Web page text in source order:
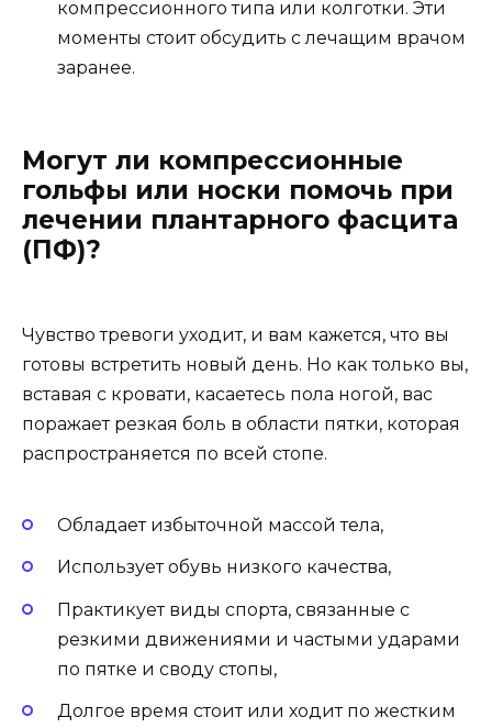
компрессионного типа или колготки. Эти
моменты стоит обсудить с лечащим врачом
заранее.
Могут ли компрессионные
гольфы или носки помочь при
лечении плантарного фасцита
(ПФ)?
Чувство тревоги уходит, и вам кажется, что вы
готовы встретить новый день. Но как только вы,
вставая с кровати, касаетесь пола ногой, вас
поражает резкая боль в области пятки, которая
распространяется по всей стопе.
Обладает избыточной массой тела,
Использует обувь низкого качества,
Практикует виды спорта, связанные с
резкими движениями и частыми ударами
по пятке и своду стопы,
Долгое время стоит или ходит по жестким